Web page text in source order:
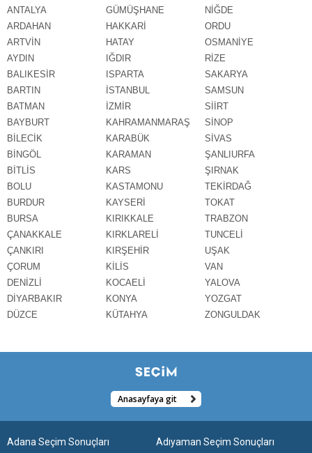
ANTALYA
ARDAHAN
ARTVİN
AYDIN
BALIKESİR
BARTIN
BATMAN
BAYBURT
BİLECİK
BİNGÖL
BİTLİS
BOLU
BURDUR
BURSA
ÇANAKKALE
ÇANKIRI
ÇORUM
DENİZLİ
DİYARBAKIR
DÜZCE
GÜMÜŞHANE
HAKKARİ
HATAY
IĞDIR
ISPARTA
İSTANBUL
İZMİR
KAHRAMANMARAŞ
KARABÜK
KARAMAN
KARS
KASTAMONU
KAYSERİ
KIRIKKALE
KIRKLARELİ
KIRŞEHİR
KİLİS
KOCAELİ
KONYA
KÜTAHYA
NİĞDE
ORDU
OSMANİYE
RİZE
SAKARYA
SAMSUN
SİİRT
SİNOP
SİVAS
ŞANLIURFA
ŞIRNAK
TEKİRDAĞ
TOKAT
TRABZON
TUNCELİ
UŞAK
VAN
YALOVA
YOZGAT
ZONGULDAK
Anasayfaya git
Adana Seçim Sonuçları Adıyaman Seçim Sonuçları